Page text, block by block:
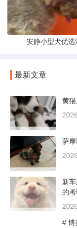
安静小型犬优选
最新文章
黄
萨
新
的
疏
不
# 博